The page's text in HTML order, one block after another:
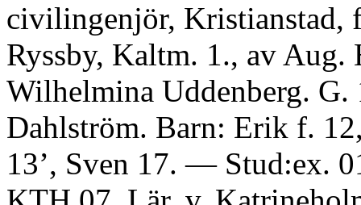
civilingenjör, Kristianstad,
Ryssby, Kaltm. 1., av Aug.
Wilhelmina Uddenberg. G.
Dahlström. Barn: Erik f.
13’, Sven 17. — Stud:ex.